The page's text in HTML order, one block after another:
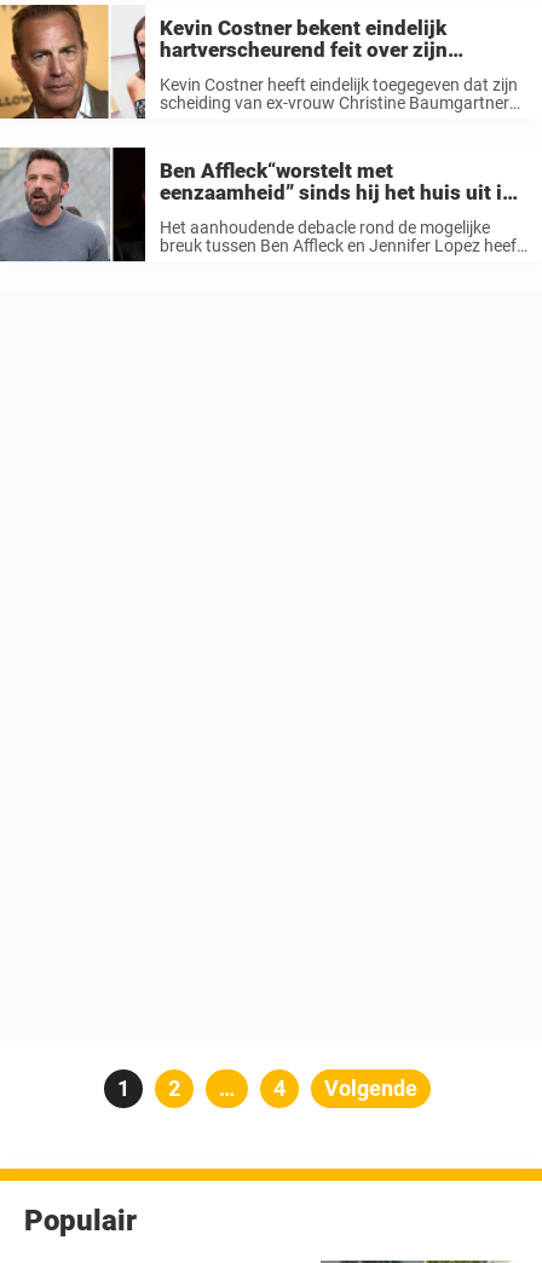
Kevin Costner bekent eindelijk
hartverscheurend feit over zijn
waar waren
Kevin Costner heeft eindelijk toegegeven dat zijn
scheiding van ex-vrouw Christine Baumgartner
krantenkoppen toen ...
Ben Affleck“worstelt met
eenzaamheid” sinds hij het huis uit is
winnen, aldus bron
Het aanhoudende debacle rond de mogelijke
breuk tussen Ben Affleck en Jennifer Lopez heeft
Berichten
Pagina
1 Pagina
2 … Pagina
4 Volgende
Populair